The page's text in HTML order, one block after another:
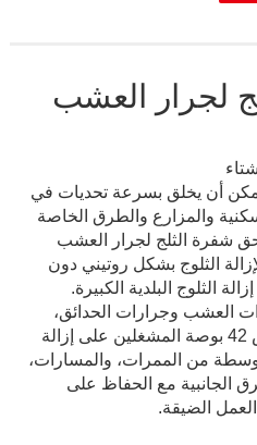
لجرار العشب
أن يخلق بسرعة تحديات في
والمزارع والطرق الخاصة
شفرة الثلج لجرار العشب
الثلوج بشكل روتيني دون
الثلوج البلدية الكبيرة.
العشب وجرارات الحدائق،
يساعد ملحق شفرة الثلج بعرض 42 بوصة المشغلين على إزالة
من الممرات، والمسارات،
الجانبية مع الحفاظ على
الضيقة.